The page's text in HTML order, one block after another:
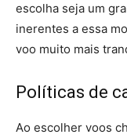
escolha seja um
inerentes a essa
voo muito mais
Políticas de
Ao escolher voos